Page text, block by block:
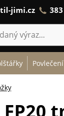
jimi.cz
Povlečení